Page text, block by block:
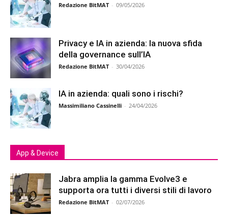
Redazione BitMAT - 09/05/2026
Privacy e IA in azienda: la nuova sfida
della governance sull’IA
Redazione BitMAT - 30/04/2026
IA in azienda: quali sono i rischi?
Massimiliano Cassinelli - 24/04/2026
App & Device
Jabra amplia la gamma Evolve3 e
supporta ora tutti i diversi stili di lavoro
Redazione BitMAT - 02/07/2026